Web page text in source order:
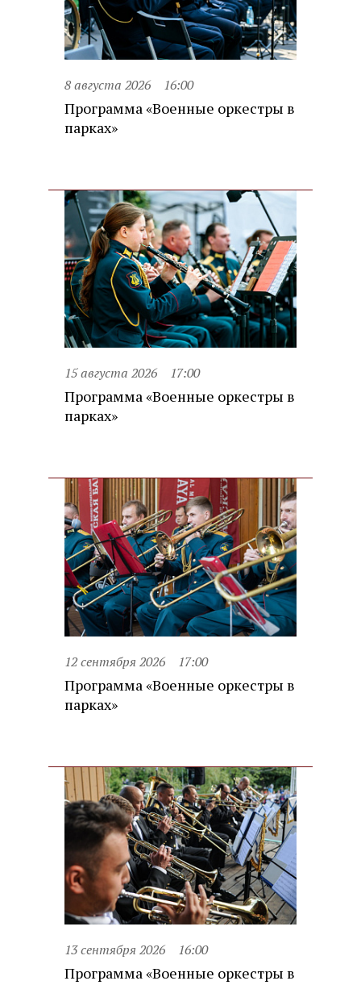
8 августа 2026 16:00
Программа «Военные оркестры в
парках»
15 августа 2026 17:00
Программа «Военные оркестры в
парках»
12 сентября 2026 17:00
Программа «Военные оркестры в
парках»
13 сентября 2026 16:00
Программа «Военные оркестры в